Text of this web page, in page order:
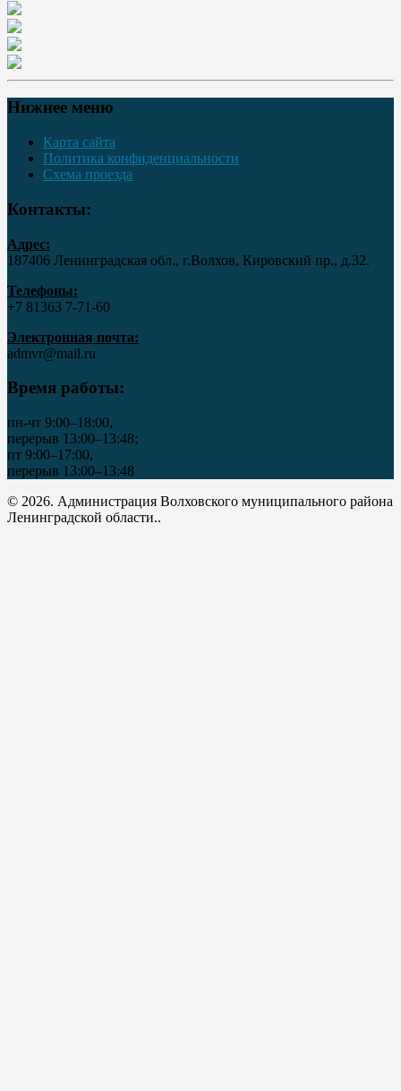
Нижнее меню
Карта сайта
Политика конфиденциальности
Схема проезда
Контакты:
Адрес:
187406 Ленинградская обл., г.Волхов, Кировский пр., д.32.
Телефоны:
+7 81363 7‑71-60
Электронная почта:
admvr@mail.ru
Время работы:
пн-чт 9:00–18:00,
перерыв 13:00–13:48;
пт 9:00–17:00,
перерыв 13:00–13:48
© 2026. Администрация Волховского муниципального района
Ленинградской области..